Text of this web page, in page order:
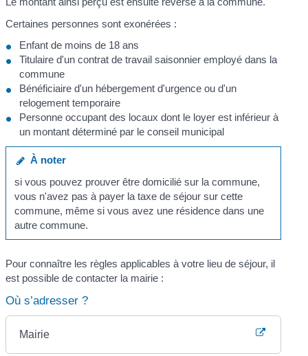
Certaines personnes sont exonérées :
Enfant de moins de 18 ans
Titulaire d'un contrat de travail saisonnier employé dans la
commune
Bénéficiaire d'un hébergement d'urgence ou d'un
relogement temporaire
Personne occupant des locaux dont le loyer est inférieur à
un montant déterminé par le conseil municipal
À noter
si vous pouvez prouver être domicilié sur la commune,
vous n'avez pas à payer la taxe de séjour sur cette
commune, même si vous avez une résidence dans une
autre commune.
Pour connaître les règles applicables à votre lieu de séjour, il
est possible de contacter la mairie :
Où s’adresser ?
Mairie